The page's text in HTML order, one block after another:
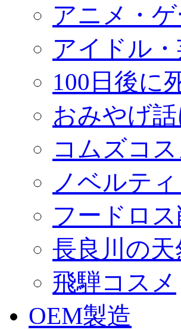
アニメ・
アイドル
100日後に
おみやげ
コムズコ
ノベルテ
フードロ
長良川の
飛騨コスメ
OEM製造